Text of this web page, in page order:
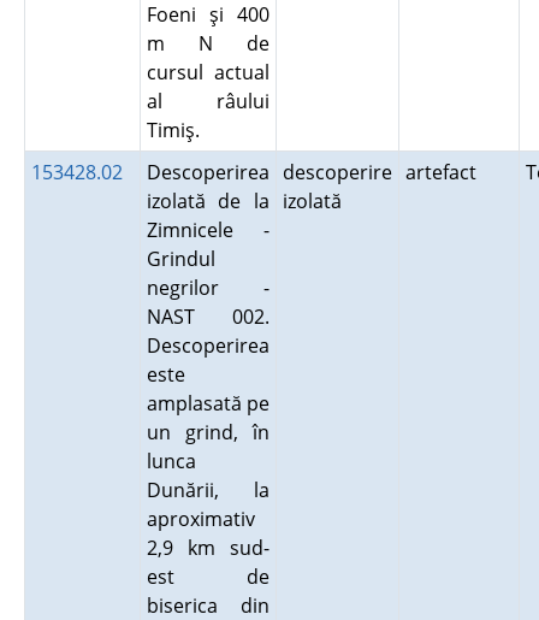
Foeni şi 400
m N de
cursul actual
al râului
Timiş.
153428.02
Descoperirea
izolată de la
Zimnicele -
Grindul
negrilor -
NAST 002.
Descoperirea
este
amplasată pe
un grind, în
lunca
Dunării, la
aproximativ
2,9 km sud-
est de
biserica din
descoperire
izolată
artefact